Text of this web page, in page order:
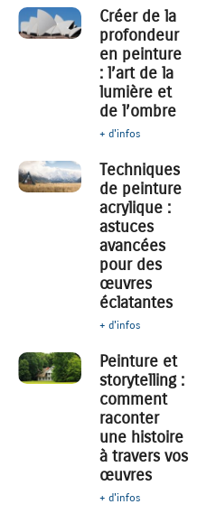
Créer de la
profondeur
en peinture
: l’art de la
lumière et
de l’ombre
+ d'infos
Techniques
de peinture
acrylique :
astuces
avancées
pour des
œuvres
éclatantes
+ d'infos
Peinture et
storytelling :
comment
raconter
une histoire
à travers vos
œuvres
+ d'infos